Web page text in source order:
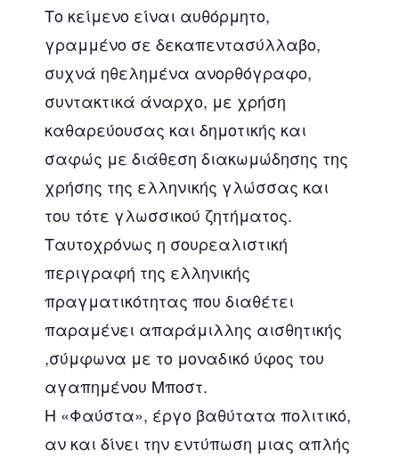
Το κείμενο είναι αυθόρμητο,
γραμμένο σε δεκαπεντασύλλαβο,
συχνά ηθελημένα ανορθόγραφο,
συντακτικά άναρχο, με χρήση
καθαρεύουσας και δημοτικής και
σαφώς με διάθεση διακωμώδησης της
χρήσης της ελληνικής γλώσσας και
του τότε γλωσσικού ζητήματος.
Ταυτοχρόνως η σουρεαλιστική
περιγραφή της ελληνικής
πραγματικότητας που διαθέτει
παραμένει απαράμιλλης αισθητικής
,σύμφωνα με το μοναδικό ύφος του
αγαπημένου Μποστ.
Η «Φαύστα», έργο βαθύτατα πολιτικό,
αν και δίνει την εντύπωση μιας απλής